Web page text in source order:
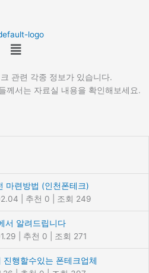
Menu
관련 각종 정보가 있습니다.
께서는 자료실 내용을 확인해보세요.
마련방법 (인천폰테크)
추천 0 조회 249
서 알려드립니다
추천 0 조회 271
진행할수있는 폰테크업체